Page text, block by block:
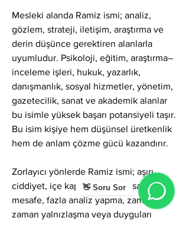
👋 Soru Sor
Mesleki alanda Ramiz ismi; analiz,
gözlem, strateji, iletişim, araştırma ve
derin düşünce gerektiren alanlarla
uyumludur. Psikoloji, eğitim, araştırma–
inceleme işleri, hukuk, yazarlık,
danışmanlık, sosyal hizmetler, yönetim,
gazetecilik, sanat ve akademik alanlar
bu isimle yüksek başarı potansiyeli taşır.
Bu isim kişiye hem düşünsel üretkenlik
hem de anlam çözme gücü kazandırır.
Zorlayıcı yönlerde Ramiz ismi; aşırı
ciddiyet, içe kapanma, duygusal
mesafe, fazla analiz yapma, zaman
zaman yalnızlaşma veya duyguları